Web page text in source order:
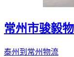
常州市骏毅
泰州到常州物流